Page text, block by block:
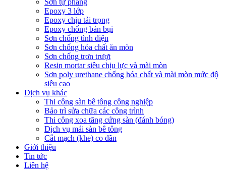
Sơn tự phẳng
Epoxy 3 lớp
Epoxy chịu tải trọng
Epoxy chống bán bụi
Sơn chống tĩnh điện
Sơn chống hóa chất ăn mòn
Sơn chống trơn trượt
Resin mortar siêu chịu lực và mài mòn
Sơn poly urethane chống hóa chất và mài mòn mức độ
siêu cao
Dịch vụ khác
Thi công sàn bê tông công nghiệp
Bảo trì sửa chữa các công trình
Thi công xoa tăng cứng sàn (đánh bóng)
Dịch vụ mái sàn bê tông
Cắt mạch (khe) co dãn
Giới thiệu
Tin tức
Liên hệ